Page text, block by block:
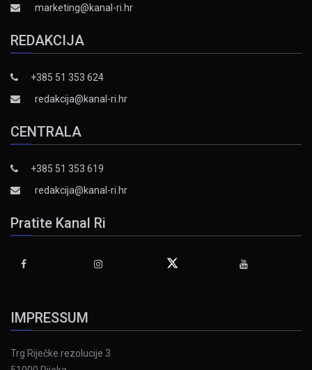
marketing@kanal-ri.hr
REDAKCIJA
+385 51 353 624
redakcija@kanal-ri.hr
CENTRALA
+385 51 353 619
redakcija@kanal-ri.hr
Pratite Kanal Ri
IMPRESSUM
Trg Riječke rezolucije 3